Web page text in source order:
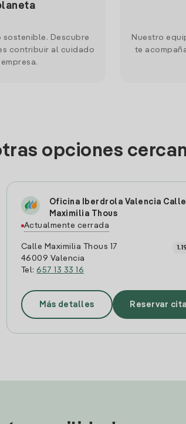
Descubre
contribuir al cuidado
Nuestro
te
opciones
Oficina Iberdrola Valencia Calle
Maximilia Thous
Actualmente cerrada
Calle Maximilia Thous 17
46009 Valencia
Tel:657 13 33 16
Más detalles Reservar cita